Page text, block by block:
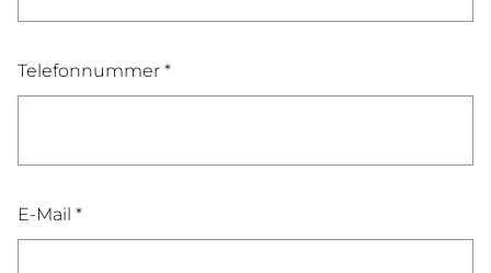
Telefonnummer *
E-Mail *